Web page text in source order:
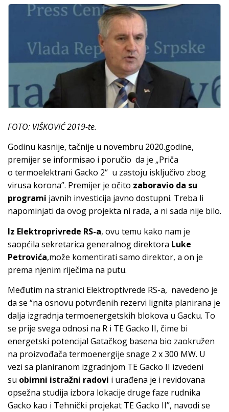
FOTO: VIŠKOVIĆ 2019-te.
Godinu kasnije, tačnije u novembru 2020.godine,
premijer se informisao i poručio da je „Priča
o termoelektrani Gacko 2“ u zastoju isključivo zbog
virusa korona”. Premijer je očito zaboravio da su
programi javnih investicija javno dostupni. Treba li
napominjati da ovog projekta ni rada, a ni sada nije bilo.
Iz Elektroprivrede RS-a, ovu temu kako nam je
saopćila sekretarica generalnog direktora Luke
Petrovića,može komentirati samo direktor, a on je
prema njenim riječima na putu.
Međutim na stranici Elektroptivrede RS-a, navedeno je
da se “na osnovu potvrđenih rezervi lignita planirana je
dalja izgradnja termoenergetskih blokova u Gacku. To
se prije svega odnosi na R i TE Gacko II, čime bi
energetski potencijal Gatačkog basena bio zaokružen
na proizvođača termoenergije snage 2 x 300 MW. U
vezi sa planiranom izgradnjom TE Gacko II izvedeni
su obimni istražni radovi i urađena je i revidovana
opsežna studija izbora lokacije druge faze rudnika
Gacko kao i Tehnički projekat TE Gacko II”, navodi se